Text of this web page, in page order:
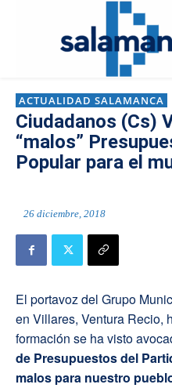
ACTUALIDAD SALAMANCA
Ciudadanos (Cs)
“malos”
Popular para el
26 diciembre, 2018
El portavoz del Grupo
en Villares, Ventura Recio,
formación se ha visto
de Presupuestos del
malos para nuestro